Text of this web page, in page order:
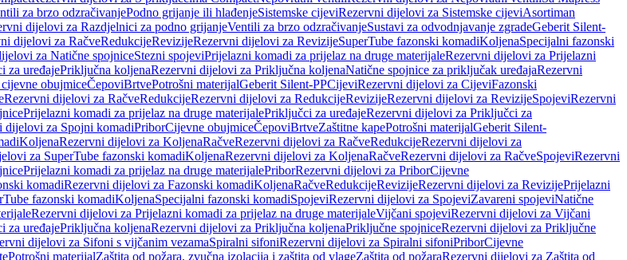
za brzo odzračivanjePodno grijanje ili hlađenjeSistemske cijeviRezervni dijelovi za Sistemske cijeviAsortiman
dijelovi za Razdjelnici za podno grijanjeVentili za brzo odzračivanjeSustavi za odvodnjavanje zgradeGeberit Silent-
dijelovi za RačveRedukcijeRevizijeRezervni dijelovi za RevizijeSuperTube fazonski komadiKoljenaSpecijalni fazonski
za Natične spojniceStezni spojeviPrijelazni komadi za prijelaz na druge materijaleRezervni dijelovi za Prijelazni
za uređajePriključna koljenaRezervni dijelovi za Priključna koljenaNatične spojnice za priključak uređajaRezervni
obujmiceČepoviBrtvePotrošni materijalGeberit Silent-PPCijeviRezervni dijelovi za CijeviFazonski
Rezervni dijelovi za RačveRedukcijeRezervni dijelovi za RedukcijeRevizijeRezervni dijelovi za RevizijeSpojeviRezervni
Prijelazni komadi za prijelaz na druge materijalePriključci za uređajeRezervni dijelovi za Priključci za
dijelovi za Spojni komadiPriborCijevne obujmiceČepoviBrtveZaštitne kapePotrošni materijalGeberit Silent-
KoljenaRezervni dijelovi za KoljenaRačveRezervni dijelovi za RačveRedukcijeRezervni dijelovi za
za SuperTube fazonski komadiKoljenaRezervni dijelovi za KoljenaRačveRezervni dijelovi za RačveSpojeviRezervni
Prijelazni komadi za prijelaz na druge materijalePriborRezervni dijelovi za PriborCijevne
komadiRezervni dijelovi za Fazonski komadiKoljenaRačveRedukcijeRevizijeRezervni dijelovi za RevizijePrijelazni
fazonski komadiKoljenaSpecijalni fazonski komadiSpojeviRezervni dijelovi za SpojeviZavareni spojeviNatične
Rezervni dijelovi za Prijelazni komadi za prijelaz na druge materijaleVijčani spojeviRezervni dijelovi za Vijčani
za uređajePriključna koljenaRezervni dijelovi za Priključna koljenaPriključne spojniceRezervni dijelovi za Priključne
dijelovi za Sifoni s vijčanim vezamaSpiralni sifoniRezervni dijelovi za Spiralni sifoniPriborCijevne
Potrošni materijalZaštita od požara, zvučna izolacija i zaštita od vlageZaštita od požaraRezervni dijelovi za Zaštita od